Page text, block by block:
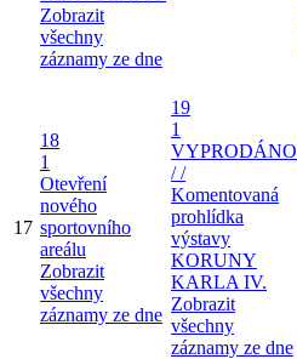
Zobrazit
všechny
záznamy ze dne
17
18
1
Otevření
nového
sportovního
areálu
Zobrazit
všechny
záznamy ze dne
19
1
VYPRODÁNO
/ /
Komentovaná
prohlídka
výstavy
KORUNY
KARLA IV.
Zobrazit
všechny
záznamy ze dne